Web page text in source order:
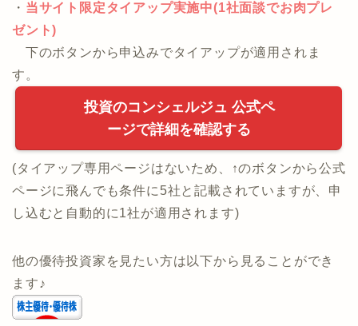
・ 当サイト限定タイアップ実施中(1社面談でお肉プレ
ゼント)
下のボタンから申込みでタイアップが適用されま
す。
投資のコンシェルジュ 公式ペ
ージで詳細を確認する
(タイアップ専用ページはないため、↑のボタンから公式
ページに飛んでも条件に5社と記載されていますが、申
し込むと自動的に1社が適用されます)
他の優待投資家を見たい方は以下から見ることができ
ます♪